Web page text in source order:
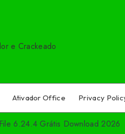
Ativador Office Privacy
6.24.4 Grátis Download 2026